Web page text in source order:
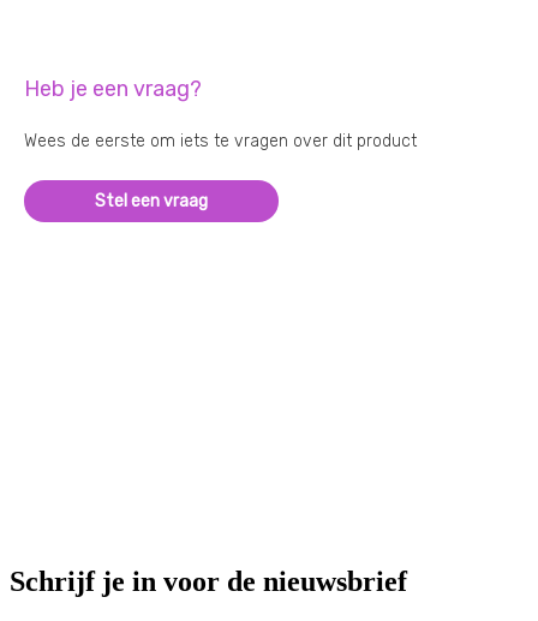
Heb je een vraag?
Wees de eerste om iets te vragen over dit product
Stel een vraag
Schrijf je in voor de nieuwsbrief